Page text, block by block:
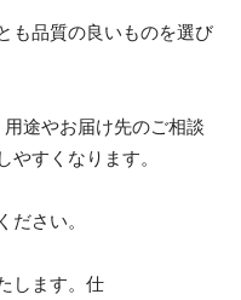
も品質の良いものを選び
途やお届け先のご相談
やすくなります。
ださい。
します。仕